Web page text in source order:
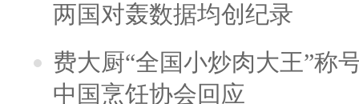
两国对轰数据均创纪录
费大厨“全国小炒肉大王”称
中国烹饪协会回应